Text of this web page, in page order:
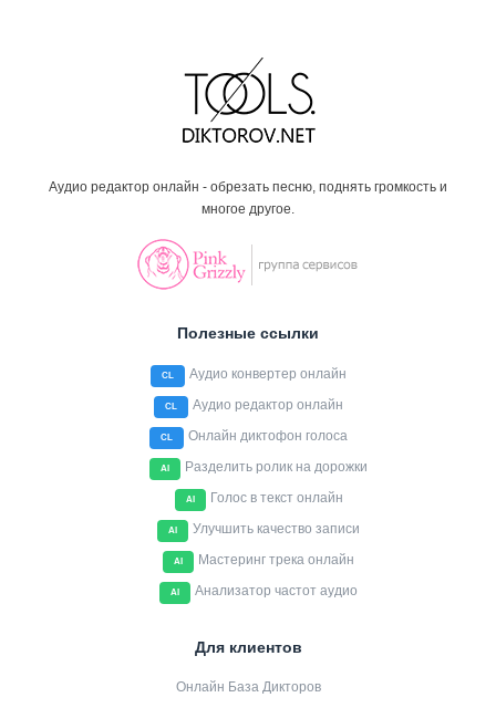
Аудио редактор онлайн - обрезать песню, поднять громкость и
многое другое.
Полезные ссылки
CL Аудио конвертер онлайн
CL Аудио редактор онлайн
CL Онлайн диктофон голоса
AI Разделить ролик на дорожки
AI Голос в текст онлайн
AI Улучшить качество записи
AI Мастеринг трека онлайн
AI Анализатор частот аудио
Для клиентов
Онлайн База Дикторов